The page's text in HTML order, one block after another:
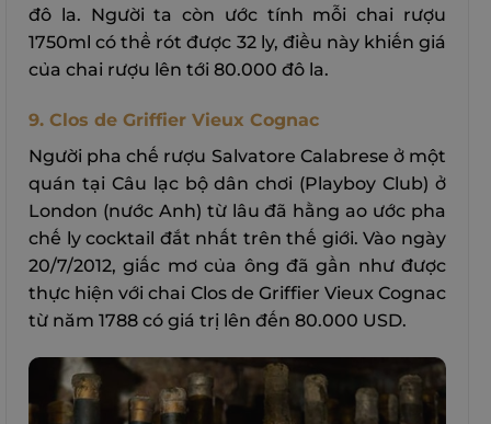
đô la. Người ta còn ước tính mỗi chai rượu
1750ml có thể rót được 32 ly, điều này khiến giá
của chai rượu lên tới 80.000 đô la.
9. Clos de Griffier Vieux Cognac
Người pha chế rượu Salvatore Calabrese ở một
quán tại Câu lạc bộ dân chơi (Playboy Club) ở
London (nước Anh) từ lâu đã hằng ao ước pha
chế ly cocktail đắt nhất trên thế giới. Vào ngày
20/7/2012, giấc mơ của ông đã gần như được
thực hiện với chai Clos de Griffier Vieux Cognac
từ năm 1788 có giá trị lên đến 80.000 USD.